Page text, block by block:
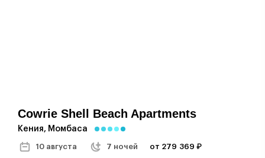
Cowrie Shell Beach Apartments
Кения, Момбаса
10 августа 7 ночей от 279 369 ₽